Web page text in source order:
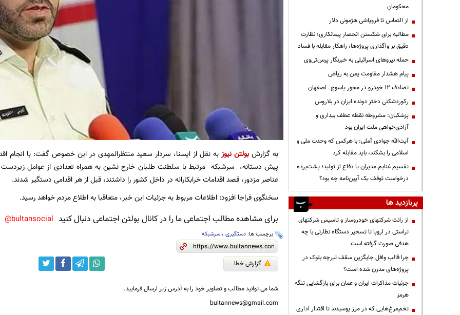
به گزارش بولتن نیوزبه نقل از ایسنا، سردار سعید منتظرالمهدی در این خصوص گفت: با انجام
پیش دستانه، سرشبکه مرتبط با سلطنت طلبان خارج نشین به همراه تعدادی از عوامل زیردست
عناصر مزدور، قصد اقدامات خرابکارانه در داخل کشور را داشتند، قبل از هر اقدامی دستگیر شدند.
سخنگوی فراجا افزود: اطلاعات مربوط به جزئیات این خبر، متعاقبا به اطلاع مردم خواهد رسید.
برای مشاهده مطالب اجتماعی ما را در کانال بولتن اجتماعی دنبال کنید bultansocial@
برچسب ها: دستگیری، سرشبکه
گزارش خطا
شما می توانید مطالب و تصاویر خود را به آدرس زیر ارسال فرمایید.
bultannews@gmail.com
محکومان
از التماس تا فروپاشی هژمونی دلار
مطالبه برای شکستن انحصار پیمانکاری؛ نظارت
دقیق بر واگذاری پروژه‌ها، راهکار مقابله با فساد
حمله نیروهای اسرائیلی به خبرنگار پرس‌تی‌وی
پیام هشدار مقاومت یمن به ریاض
تصادف ۱۲ خودرو در محور یاسوج ـ اصفهان
رکوردشکنی دختر دونده ایران در بلاروس
پزشکیان: مشروطه نقطه عطف بیداری و
آزادی‌خواهی ملت ایران بود
آیت‌الله جوادی آملی: با هرکس که وحدت ملی و
اسلامی را بشکند، باید مقابله کرد
تقسیم غنایم مدیران یا دفاع از تولید؛ پشت‌پرده
درخواست توقف یک آیین‌نامه چه بود؟
پربازدید ها
از رانت‌ شرکتهای خودروساز و تاسیس شرکتهای
تراستی در اروپا تا تسخیر دستگاه نظارتی با چه
هدفی صورت گرفته است
چرا قالب وافل جایگزین سقف تیرچه بلوک در
پروژه‌های مدرن شده است؟
جزئیات مذاکرات ایران و عمان برای بازگشایی تنگه
هرمز
تخم‌مرغ‌هایی که در مرز پوسیدند تا اقتدار اداری